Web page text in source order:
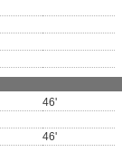
46'
46'